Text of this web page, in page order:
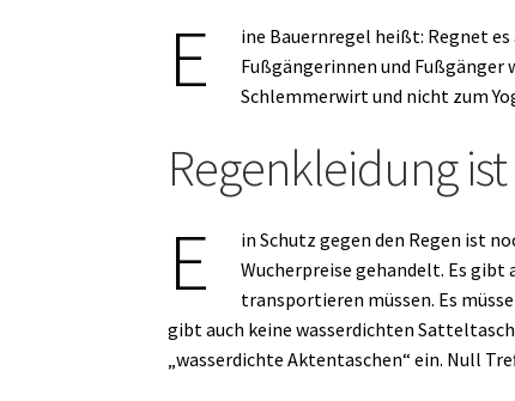
E
ine Bauernregel heißt: Regnet
Fußgängerinnen und Fußgänger
Schlemmerwirt und nicht zum
Regenkleidung
E
in Schutz gegen den Regen ist
Wucherpreise gehandelt. Es gibt
transportieren müssen. Es
gibt auch keine wasserdichten
„wasserdichte Aktentaschen“ ein. Null